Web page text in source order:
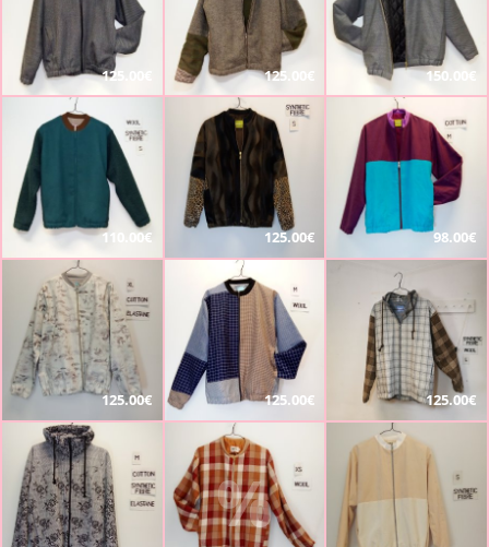
125.00€ 125.00€ 150.00€
110.00€ 125.00€ 98.00€
125.00€ 125.00€ 125.00€
%